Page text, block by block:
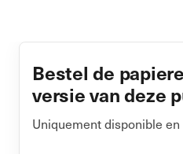
Bestel de
versie van deze
Uniquement disponible en